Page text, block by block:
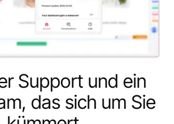
Support und ein
das sich um Sie